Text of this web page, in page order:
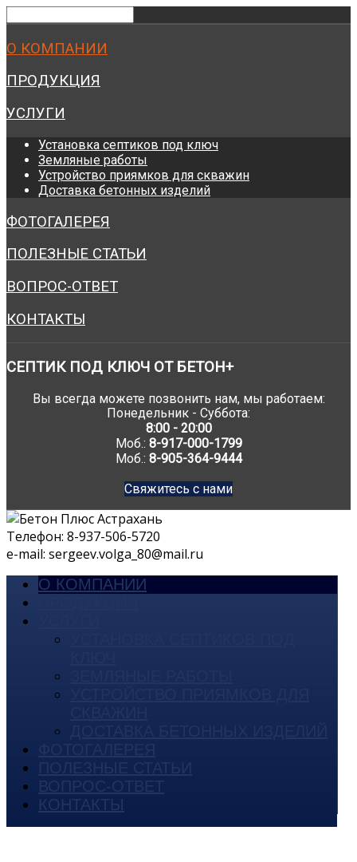
О КОМПАНИИ
ПРОДУКЦИЯ
УСЛУГИ
Установка септиков под ключ
Земляные работы
Устройство приямков для скважин
Доставка бетонных изделий
ФОТОГАЛЕРЕЯ
ПОЛЕЗНЫЕ СТАТЬИ
ВОПРОС-ОТВЕТ
КОНТАКТЫ
СЕПТИК ПОД КЛЮЧ ОТ БЕТОН+
Вы всегда можете позвонить нам, мы работаем:
Понедельник - Суббота:
8:00 - 20:00
Моб.: 8-917-000-1799
Моб.: 8-905-364-9444
Свяжитесь с нами
Телефон: 8-937-506-5720
e-mail: sergeev.volga_80@mail.ru
О КОМПАНИИ
КОНТАКТЫ